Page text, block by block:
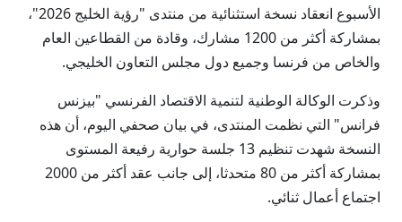
الأسبوع انعقاد نسخة استثنائية من منتدى "رؤية الخليج 2026"،
بمشاركة أكثر من 1200 مشارك، وقادة من القطاعين العام
والخاص من فرنسا وجميع دول مجلس التعاون الخليجي.
وذكرت الوكالة الوطنية لتنمية الاقتصاد الفرنسي "بيزنس
فرانس" التي نظمت المنتدى، في بيان صحفي اليوم، أن هذه
النسخة شهدت تنظيم 13 جلسة حوارية رفيعة المستوى
بمشاركة أكثر من 80 متحدثا، إلى جانب عقد أكثر من 2000
اجتماع أعمال ثنائي.